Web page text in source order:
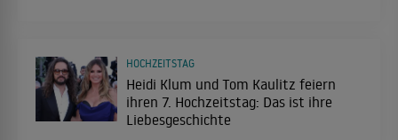
Heidi Klum und Tom Kaulitz feiern
ihren 7. Hochzeitstag: Das ist ihre
Liebesgeschichte
HOCHZEITSTAG